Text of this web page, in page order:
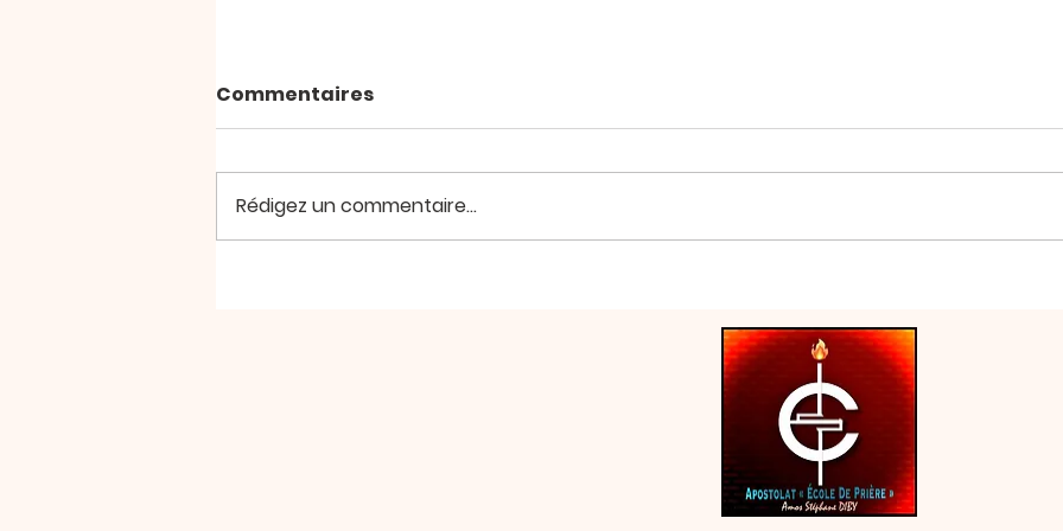
Commentaires
Rédigez un commentaire...